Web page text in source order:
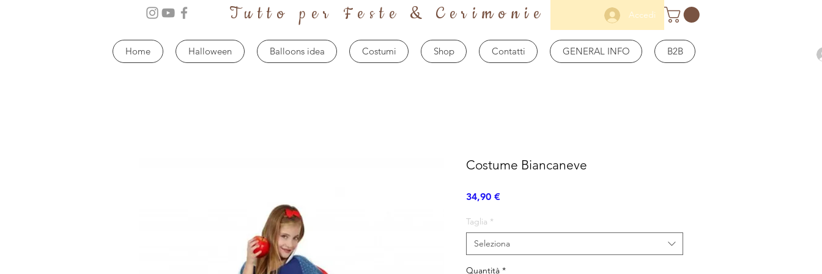
Tutto per Feste & Cerimonie Accedi
Home Halloween Balloons idea Costumi Shop Contatti GENERAL INFO B2B
Costume Biancaneve
34,90 €Prezzo
Taglia *
Seleziona
Quantità *